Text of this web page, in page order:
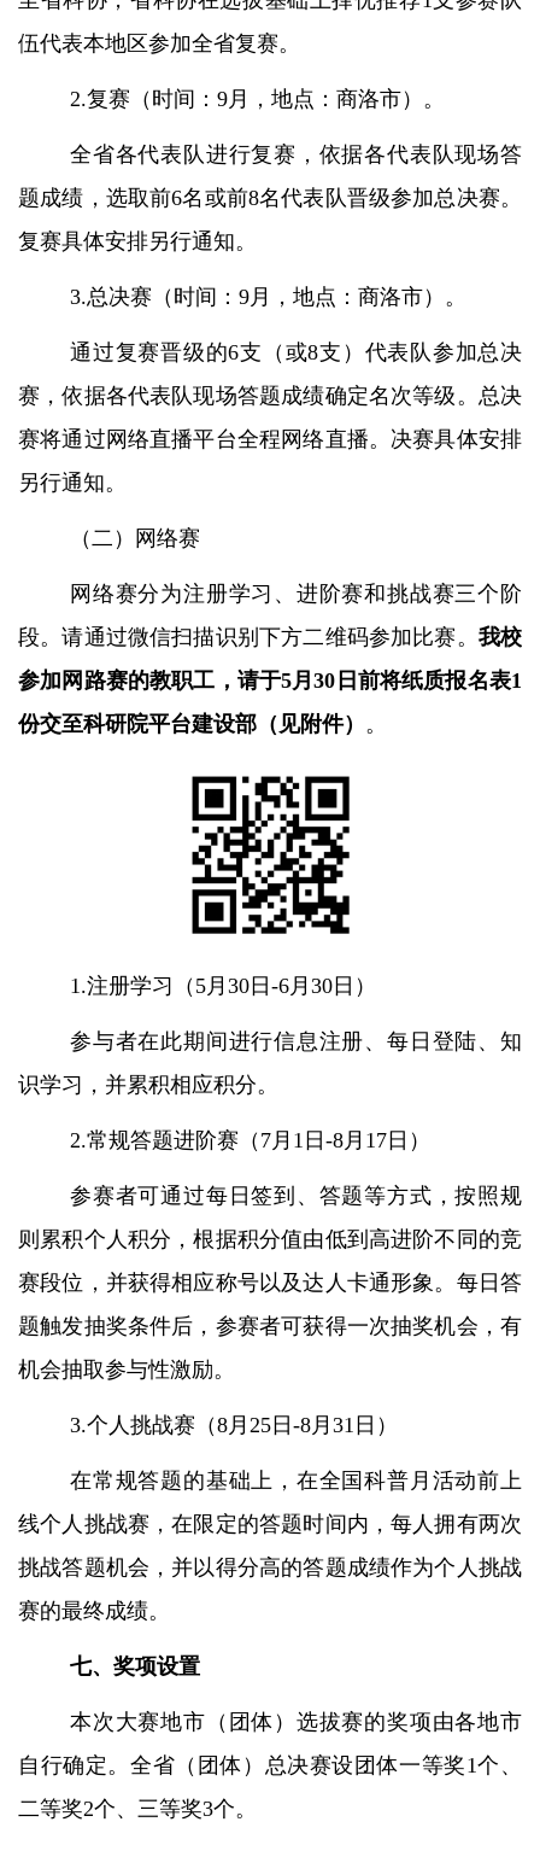
伍代表本地区参加全省复赛。
2.复赛（时间：9月，地点：商洛市）。
全省各代表队进行复赛，依据各代表队现场答
题成绩，选取前6名或前8名代表队晋级参加总决赛。
复赛具体安排另行通知。
3.总决赛（时间：9月，地点：商洛市）。
通过复赛晋级的6支（或8支）代表队参加总决
赛，依据各代表队现场答题成绩确定名次等级。总决
赛将通过网络直播平台全程网络直播。决赛具体安排
另行通知。
（二）网络赛
网络赛分为注册学习、进阶赛和挑战赛三个阶
段。请通过微信扫描识别下方二维码参加比赛。 我校
参加网路赛的教职工，请于5月30日前将纸质报名表1
份交至科研院平台建设部（见附件） 。
1.注册学习（5月30日-6月30日）
参与者在此期间进行信息注册、每日登陆、知
识学习，并累积相应积分。
2.常规答题进阶赛（7月1日-8月17日）
参赛者可通过每日签到、答题等方式，按照规
则累积个人积分，根据积分值由低到高进阶不同的竞
赛段位，并获得相应称号以及达人卡通形象。每日答
题触发抽奖条件后，参赛者可获得一次抽奖机会，有
机会抽取参与性激励。
3.个人挑战赛（8月25日-8月31日）
在常规答题的基础上，在全国科普月活动前上
线个人挑战赛，在限定的答题时间内，每人拥有两次
挑战答题机会，并以得分高的答题成绩作为个人挑战
赛的最终成绩。
七、奖项设置
本次大赛地市（团体）选拔赛的奖项由各地市
自行确定。全省（团体）总决赛设团体一等奖1个、
二等奖2个、三等奖3个。